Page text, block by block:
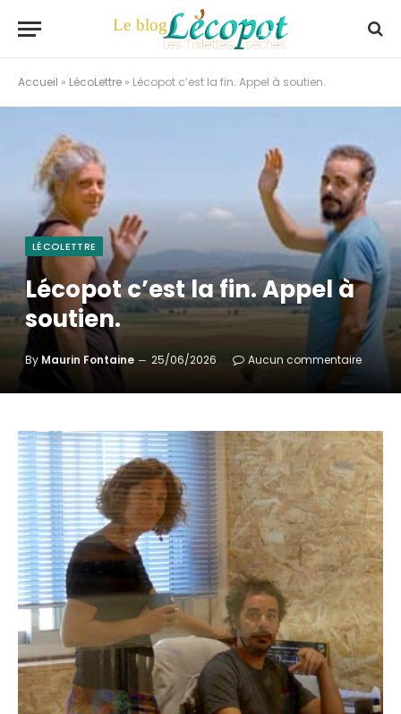
Accueil » LécoLettre » Lécopot c’est la fin. Appel à soutien.
LÉCOLETTRE
Lécopot c’est la fin. Appel à
soutien.
By Maurin Fontaine 25/06/2026 Aucun commentaire